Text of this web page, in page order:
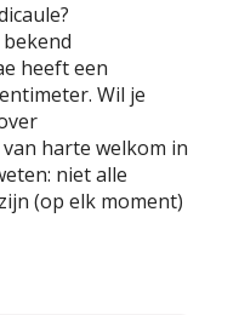
heeft een
Wil je
harte welkom in
niet alle
(op elk moment)